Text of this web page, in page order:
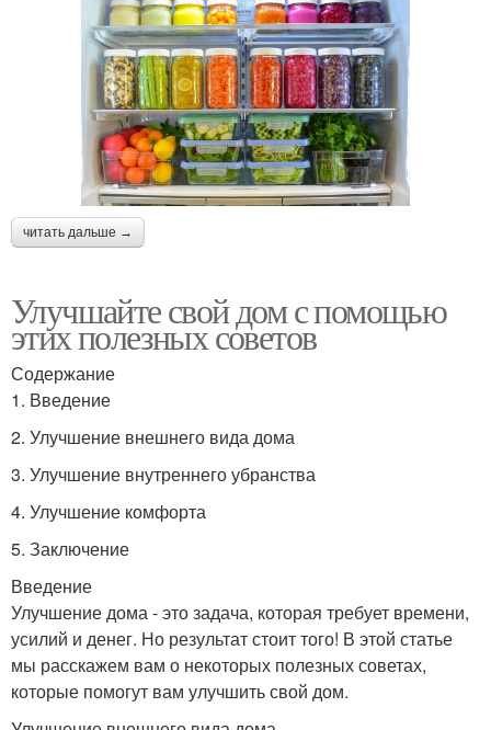
читать дальше →
Улучшайте свой дом с помощью
этих полезных советов
Содержание
1. Введение
2. Улучшение внешнего вида дома
3. Улучшение внутреннего убранства
4. Улучшение комфорта
5. Заключение
Введение
Улучшение дома - это задача, которая требует времени,
усилий и денег. Но результат стоит того! В этой статье
мы расскажем вам о некоторых полезных советах,
которые помогут вам улучшить свой дом.